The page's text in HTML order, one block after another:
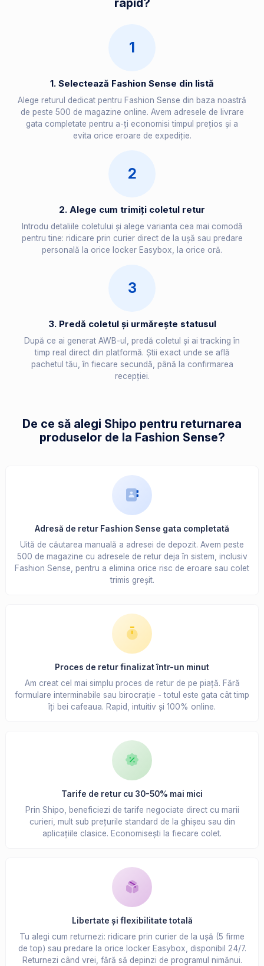
rapid?
1
1. Selectează Fashion Sense din listă
Alege returul dedicat pentru Fashion Sense din baza noastră
de peste 500 de magazine online. Avem adresele de livrare
gata completate pentru a-ți economisi timpul prețios și a
evita orice eroare de expediție.
2
2. Alege cum trimiți coletul retur
Introdu detaliile coletului și alege varianta cea mai comodă
pentru tine: ridicare prin curier direct de la ușă sau predare
personală la orice locker Easybox, la orice oră.
3
3. Predă coletul și urmărește statusul
După ce ai generat AWB-ul, predă coletul și ai tracking în
timp real direct din platformă. Știi exact unde se află
pachetul tău, în fiecare secundă, până la confirmarea
recepției.
De ce să alegi Shipo pentru returnarea
produselor de la Fashion Sense?
Adresă de retur Fashion Sense gata completată
Uită de căutarea manuală a adresei de depozit. Avem peste
500 de magazine cu adresele de retur deja în sistem, inclusiv
Fashion Sense, pentru a elimina orice risc de eroare sau colet
trimis greșit.
Proces de retur finalizat într-un minut
Am creat cel mai simplu proces de retur de pe piață. Fără
formulare interminabile sau birocrație - totul este gata cât timp
îți bei cafeaua. Rapid, intuitiv și 100% online.
Tarife de retur cu 30-50% mai mici
Prin Shipo, beneficiezi de tarife negociate direct cu marii
curieri, mult sub prețurile standard de la ghișeu sau din
aplicațiile clasice. Economisești la fiecare colet.
Libertate și flexibilitate totală
Tu alegi cum returnezi: ridicare prin curier de la ușă (5 firme
de top) sau predare la orice locker Easybox, disponibil 24/7.
Returnezi când vrei, fără să depinzi de programul nimănui.